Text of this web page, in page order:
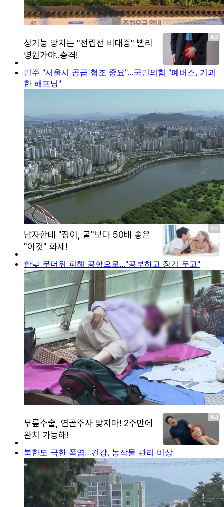
민주 "서울시 공급 협조 중요"…국민의힘 "폐버스, 기괴
한 해프닝"
한낮 무더위 피해 공항으로…"공부하고 장기 두고"
북한도 극한 폭염…건강, 농작물 관리 비상